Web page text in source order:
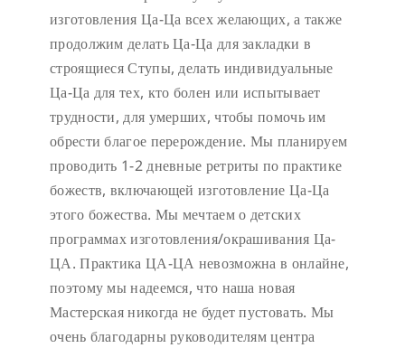
изготовления Ца-Ца всех желающих, а также
продолжим делать Ца-Ца для закладки в
строящиеся Ступы, делать индивидуальные
Ца-Ца для тех, кто болен или испытывает
трудности, для умерших, чтобы помочь им
обрести благое перерождение. Мы планируем
проводить 1-2 дневные ретриты по практике
божеств, включающей изготовление Ца-Ца
этого божества. Мы мечтаем о детских
программах изготовления/окрашивания Ца-
ЦА. Практика ЦА-ЦА невозможна в онлайне,
поэтому мы надеемся, что наша новая
Мастерская никогда не будет пустовать. Мы
очень благодарны руководителям центра